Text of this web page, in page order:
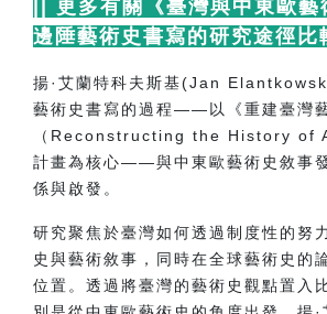
更多有關《臺灣與中東歐藝
邊陲藝術史書寫的研究途徑比
揚·艾蘭特科夫斯基(Jan
藝術史書寫的過程——以《重建臺灣藝
（ Reconstructing the History of
計畫為核心——與中東歐藝術史敘事
係與啟發。
研究聚焦於臺灣如何透過制度性的努
史與藝術敘事，同時在全球藝術史的
位置。透過將臺灣的藝術史觀點置入